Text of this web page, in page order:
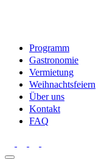
Programm
Gastronomie
Vermietung
Weihnachtsfeiern
Über uns
Kontakt
FAQ